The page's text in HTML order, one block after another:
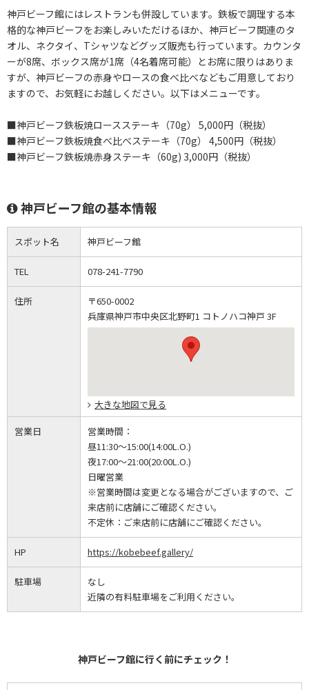
神戸ビーフ館にはレストランも併設しています。鉄板で調理する本
格的な神戸ビーフをお楽しみいただけるほか、神戸ビーフ関連のタ
オル、ネクタイ、Tシャツなどグッズ販売も行っています。カウンタ
ーが8席、ボックス席が1席（4名着席可能）とお席に限りはありま
すが、神戸ビーフの赤身やロースの食べ比べなどもご用意しており
ますので、お気軽にお越しください。以下はメニューです。
■神戸ビーフ鉄板焼ロースステーキ（70g） 5,000円（税抜）
■神戸ビーフ鉄板焼食べ比べステーキ（70g） 4,500円（税抜）
■神戸ビーフ鉄板焼赤身ステーキ（60g) 3,000円（税抜）
神戸ビーフ館の基本情報
スポット名 神戸ビーフ館
TEL 078-241-7790
住所
〒650-0002
兵庫県神戸市中央区北野町1 コトノハコ神戸 3F
大きな地図で見る
営業日
営業時間：
昼11:30～15:00(14:00L.O.)
夜17:00～21:00(20:00L.O.)
日曜営業
※営業時間は変更となる場合がございますので、ご
来店前に店舗にご確認ください。
不定休： ご来店前に店舗にご確認ください。
HP https://kobebeef.gallery/
駐車場
なし
近隣の有料駐車場をご利用ください。
神戸ビーフ館に行く前にチェック！